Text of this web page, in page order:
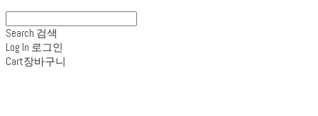
Search 검색
Log In 로그인
Cart장바구니